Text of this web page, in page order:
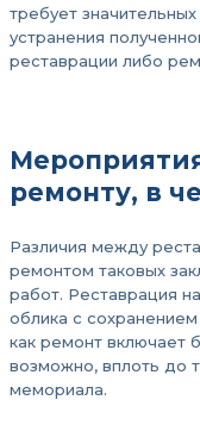
требует
устранения
реставрации либо
ремонту, в
Различия между
ремонтом таковых
работ. Реставрация
облика с
как ремонт включает
возможно, вплоть до
мемориала.